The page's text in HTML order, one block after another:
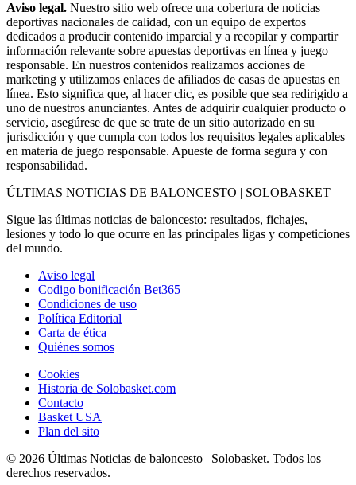
Aviso legal. Nuestro sitio web ofrece una cobertura de noticias
deportivas nacionales de calidad, con un equipo de expertos
dedicados a producir contenido imparcial y a recopilar y compartir
información relevante sobre apuestas deportivas en línea y juego
responsable. En nuestros contenidos realizamos acciones de
marketing y utilizamos enlaces de afiliados de casas de apuestas en
línea. Esto significa que, al hacer clic, es posible que sea redirigido a
uno de nuestros anunciantes. Antes de adquirir cualquier producto o
servicio, asegúrese de que se trate de un sitio autorizado en su
jurisdicción y que cumpla con todos los requisitos legales aplicables
en materia de juego responsable. Apueste de forma segura y con
responsabilidad.
ÚLTIMAS NOTICIAS DE BALONCESTO | SOLOBASKET
Sigue las últimas noticias de baloncesto: resultados, fichajes,
lesiones y todo lo que ocurre en las principales ligas y competiciones
del mundo.
Aviso legal
Codigo bonificación Bet365
Condiciones de uso
Política Editorial
Carta de ética
Quiénes somos
Cookies
Historia de Solobasket.com
Contacto
Basket USA
Plan del sito
© 2026 Últimas Noticias de baloncesto | Solobasket. Todos los
derechos reservados.